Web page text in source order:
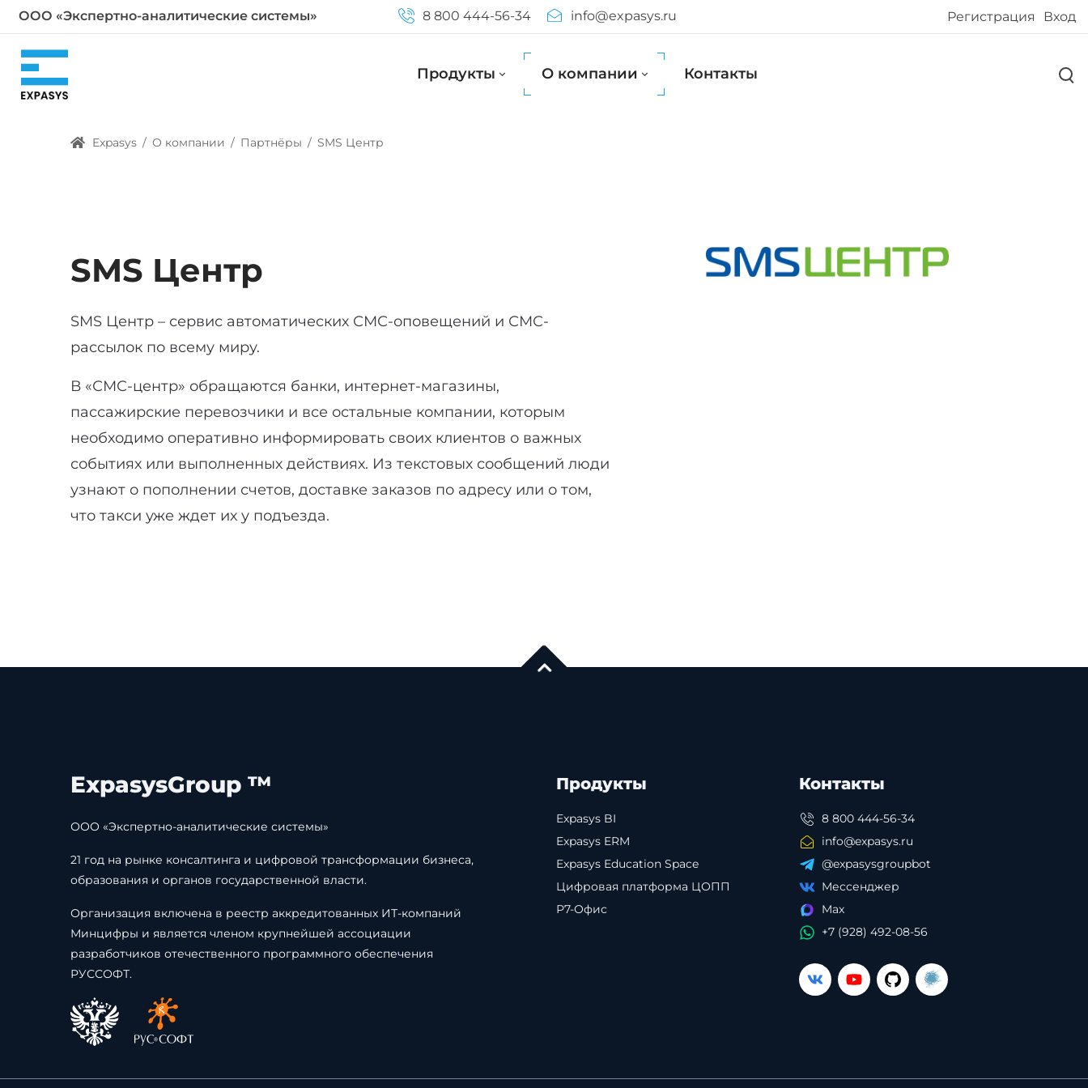
ООО «Экспертно-аналитические системы» 8 800 444-56-34 info@expasys.ru Регистрация Вход
Продукты О компании Контакты
Expasys / О компании / Партнёры / SMS Центр
SMS Центр
SMS Центр – сервис автоматических СМС-оповещений и СМС-
рассылок по всему миру.
В «СМС-центр» обращаются банки, интернет-магазины,
пассажирские перевозчики и все остальные компании, которым
необходимо оперативно информировать своих клиентов о важных
событиях или выполненных действиях. Из текстовых сообщений люди
узнают о пополнении счетов, доставке заказов по адресу или о том,
что такси уже ждет их у подъезда.
ExpasysGroup ™
ООО «Экспертно-аналитические системы»
21 год на рынке консалтинга и цифровой трансформации бизнеса,
образования и органов государственной власти.
Организация включена в реестр аккредитованных ИТ-компаний
Минцифры и является членом крупнейшей ассоциации
разработчиков отечественного программного обеспечения
РУССОФТ.
Продукты
Expasys BI
Expasys ERM
Expasys Education Space
Цифровая платформа ЦОПП
Р7-Офис
Контакты
8 800 444-56-34
info@expasys.ru
@expasysgroupbot
Мессенджер
Max
+7 (928) 492-08-56